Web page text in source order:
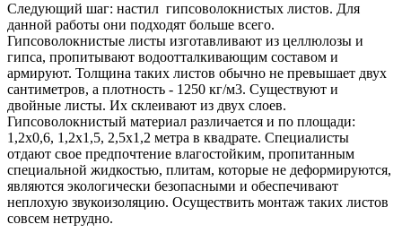
Следующий шаг: настил гипсоволокнистых листов. Для
данной работы они подходят больше всего.
Гипсоволокнистые листы изготавливают из целлюлозы и
гипса, пропитывают водоотталкивающим составом и
армируют. Толщина таких листов обычно не превышает двух
сантиметров, а плотность - 1250 кг/м3. Существуют и
двойные листы. Их склеивают из двух слоев.
Гипсоволокнистый материал различается и по площади:
1,2х0,6, 1,2х1,5, 2,5х1,2 метра в квадрате. Специалисты
отдают свое предпочтение влагостойким, пропитанным
специальной жидкостью, плитам, которые не деформируются,
являются экологически безопасными и обеспечивают
неплохую звукоизоляцию. Осуществить монтаж таких листов
совсем нетрудно.